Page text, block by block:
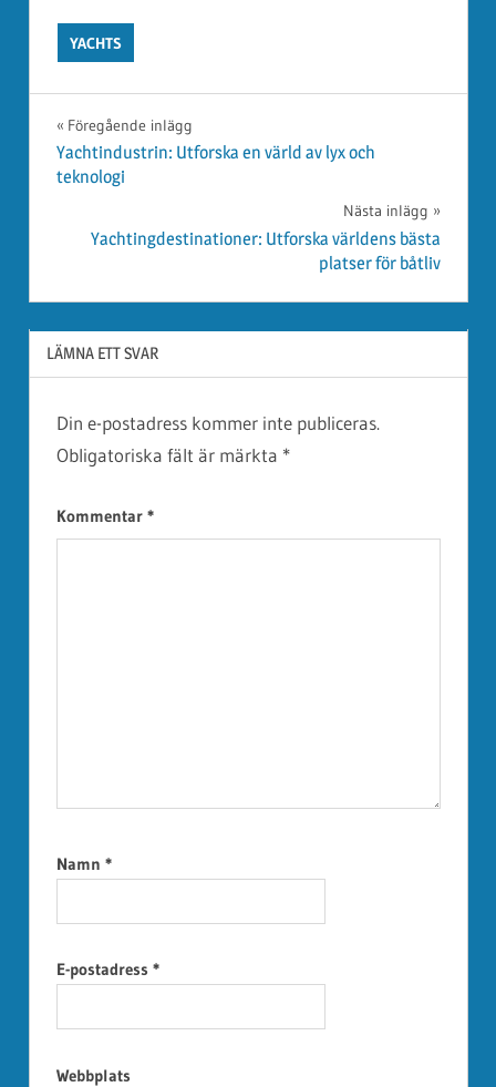
YACHTS
Inläggsnavigering
Föregående inlägg
Yachtindustrin: Utforska en värld av lyx och
teknologi
Nästa inlägg
Yachtingdestinationer: Utforska världens bästa
platser för båtliv
LÄMNA ETT SVAR
Din e-postadress kommer inte publiceras.
Obligatoriska fält är märkta *
Kommentar *
Namn *
E-postadress *
Webbplats